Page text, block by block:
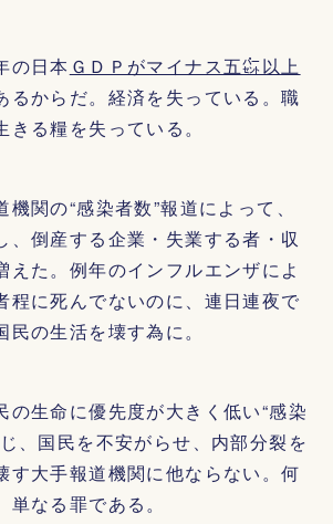
の日本 ＧＤＰがマイナス五㌫以上
るからだ。経済を失っている。職
る糧を失っている。
関の“感染者数”報道によって、
、倒産する企業・失業する者・収
えた。例年のインフルエンザによ
程に死んでないのに、連日連夜で
の生活を壊す為に。
の生命に優先度が大きく低い“感染
、国民を不安がらせ、内部分裂を
す大手報道機関に他ならない。何
なる罪である。